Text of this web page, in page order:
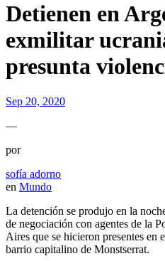
Detienen en
exmilitar
presunta
Sep 20, 2020
—
por
sofía adorno
en Mundo
La detención se produjo en la
de negociación con agentes de la
Aires que se hicieron presentes
barrio capitalino de Monstserrat.